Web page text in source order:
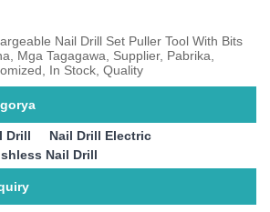
Nail Drill Set Puller Tool With Bits
Mga Tagagawa, Supplier, Pabrika,
In Stock, Quality
Drill
Nail Drill Electric
Nail Drill